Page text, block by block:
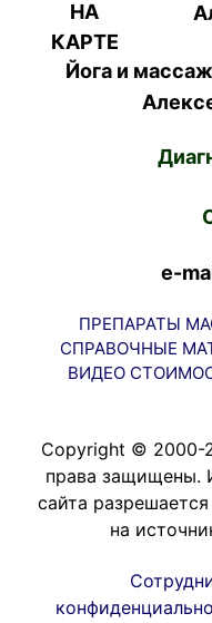
Йога и
e-
ПРЕПАРАТЫ
СПРАВОЧНЫЕ
ВИДЕО
Copyright © 2000-
права защищены.
сайта
на